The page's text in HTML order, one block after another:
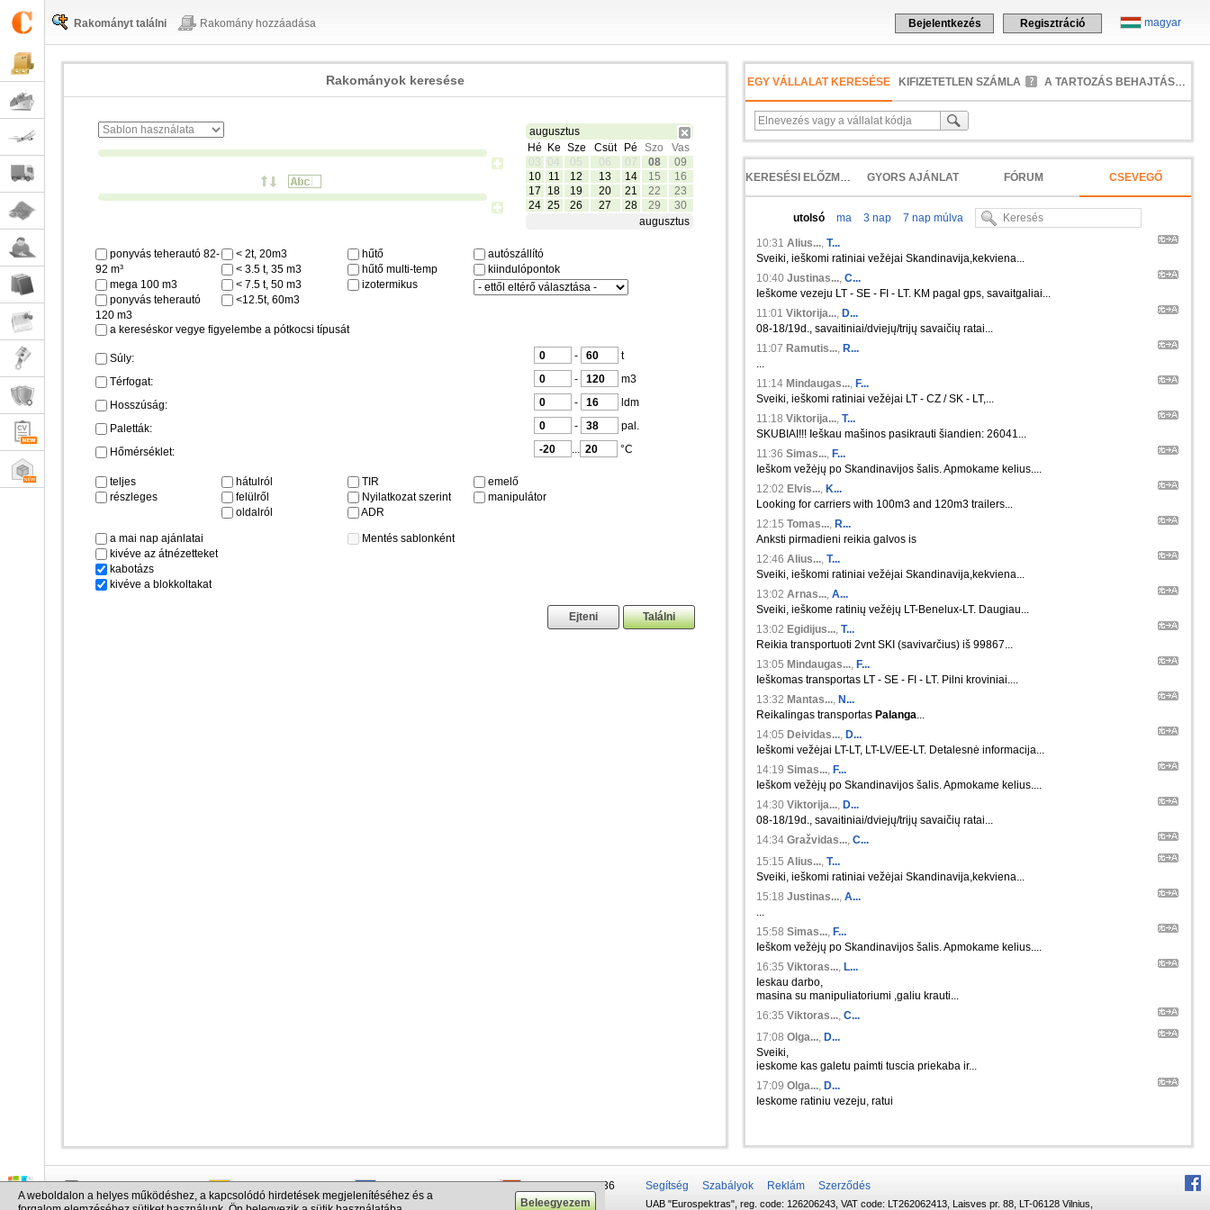
magyar
Bejelentkezés Regisztráció
Rakományt találni Rakomány hozzáadása
Rakományok keresése
augusztus
Hé
Ke Sze Csüt Pé Szo
Vas
03
04 05 06 07 08
09
10
11 12 13 14 15
16
17
18 19 20 21 22
23
24 25 26 27 28 29
30
augusztus
ponyvás teherautó 82-
92 m³
mega 100 m3
ponyvás teherautó
120 m3
< 2t, 20m3
< 3.5 t, 35 m3
< 7.5 t, 50 m3
<12.5t, 60m3
hűtő
hűtő multi-temp
izotermikus
autószállító
kiindulópontok
a kereséskor vegye figyelembe a pótkocsi típusát
Súly: - t
Térfogat: - m3
Hosszúság: - ldm
Paletták: - pal.
Hőmérséklet: °C
teljes
részleges
hátulról
felülről
oldalról
TIR
Nyilatkozat szerint
ADR
emelő
manipulátor
a mai nap ajánlatai
kivéve az átnézetteket
kabotázs
kivéve a blokkoltakat
Mentés sablonként
EGY VÁLLALAT KERESÉSE KIFIZETETLEN SZÁMLA A TARTOZÁS BEHAJTÁSA
KERESÉSI ELŐZMÉNYEK GYORS AJÁNLAT FÓRUM CSEVEGŐ
utolsó ma 3 nap
7 nap múlva
10:31 Alius..., T...
Sveiki, ieškomi ratiniai vežėjai Skandinavija,kekviena...
10:40 Justinas..., C...
Ieškome vezeju LT - SE - FI - LT. KM pagal gps, savaitgaliai...
11:01 Viktorija..., D...
08-18/19d., savaitiniai/dviejų/trijų savaičių ratai...
11:07 Ramutis..., R...
...
11:14 Mindaugas..., F...
Sveiki, ieškomi ratiniai vežėjai LT - CZ / SK - LT,...
11:18 Viktorija..., T...
SKUBIAI!!! Ieškau mašinos pasikrauti šiandien: 26041...
11:36 Simas..., F...
Ieškom vežėjų po Skandinavijos šalis. Apmokame kelius....
12:02 Elvis..., K...
Looking for carriers with 100m3 and 120m3 trailers...
12:15 Tomas..., R...
Anksti pirmadieni reikia galvos is
12:46 Alius..., T...
Sveiki, ieškomi ratiniai vežėjai Skandinavija,kekviena...
13:02 Arnas..., A...
Sveiki, ieškome ratinių vežėjų LT-Benelux-LT. Daugiau...
13:02 Egidijus..., T...
Reikia transportuoti 2vnt SKI (savivarčius) iš 99867...
13:05 Mindaugas..., F...
Ieškomas transportas LT - SE - FI - LT. Pilni kroviniai....
13:32 Mantas..., N...
Reikalingas transportas Palanga...
14:05 Deividas..., D...
Ieškomi vežėjai LT-LT, LT-LV/EE-LT. Detalesnė informacija...
14:19 Simas..., F...
Ieškom vežėjų po Skandinavijos šalis. Apmokame kelius....
14:30 Viktorija..., D...
08-18/19d., savaitiniai/dviejų/trijų savaičių ratai...
14:34 Gražvidas..., C...
15:15 Alius..., T...
Sveiki, ieškomi ratiniai vežėjai Skandinavija,kekviena...
15:18 Justinas..., A...
...
15:58 Simas..., F...
Ieškom vežėjų po Skandinavijos šalis. Apmokame kelius....
16:35 Viktoras..., L...
Ieskau darbo,
masina su manipuliatoriumi ,galiu krauti...
16:35 Viktoras..., C...
17:08 Olga..., D...
Sveiki,
ieskome kas galetu paimti tuscia priekaba ir...
17:09 Olga..., D...
Ieskome ratiniu vezeju, ratui
info@cargo.lt
+370 655 17777
+380 50 337-20-47
+375 29 679-1236
Segítség Szabályok Reklám Szerződés
UAB "Eurospektras", reg. code: 126206243, VAT code: LT262062413, Laisves pr. 88, LT-06128 Vilnius,
A weboldalon a helyes működéshez, a kapcsolódó hirdetések megjelenítéséhez és a